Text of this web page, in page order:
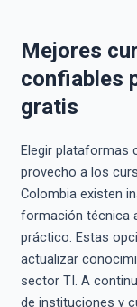
Mejores
confiables
gratis
Elegir plataformas
provecho a los
Colombia existen
formación técnica
práctico. Estas
actualizar
sector TI. A
de instituciones y